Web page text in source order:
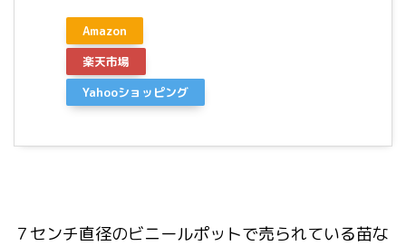
Amazon
楽天市場
Yahooショッピング
７センチ直径のビニールポットで売られている苗な